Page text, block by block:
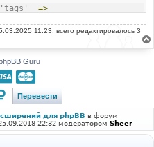
'tags'
=>
11:23, всего редактировалось 3
Guru
для phpBB в форум
22:32 модератором Sheer